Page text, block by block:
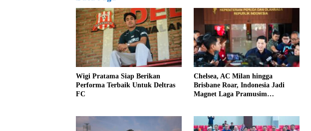
Wigi Pratama Siap Berikan
Performa Terbaik Untuk Deltras
FC
Chelsea, AC Milan hingga
Brisbane Roar, Indonesia Jadi
Magnet Laga Pramusim